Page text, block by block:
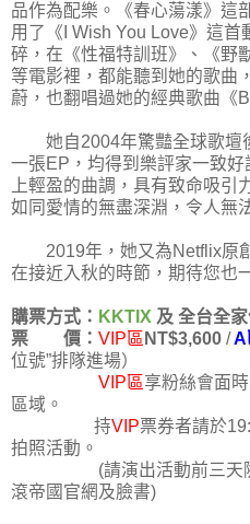
品作為配樂。《春心蕩漾》這
用了《I Wish You Love》這
碎，在《性福特訓班》、《野
等電影裡，都能聽到她的歌曲
蔚，也翻唱過她的經典歌曲《
她自2004年驚豔全球歌壇
一張EP，均得到樂評家一致
上輕盈的曲調，具有致命吸引
如同愛情的無盡深淵，令人無
2019年，她又為Netflix原創
在接近入秋的時節，期待您也
購票方式： KKTIX 及 全台全
票 價： VIP區 NT$3,600 /A
位號”排隊進場）
VIP區享粉絲會面
區域。
持VIP票券者請於
拍照活動。
(請演出活動前三天隨時
滾帝國官網及臉書)